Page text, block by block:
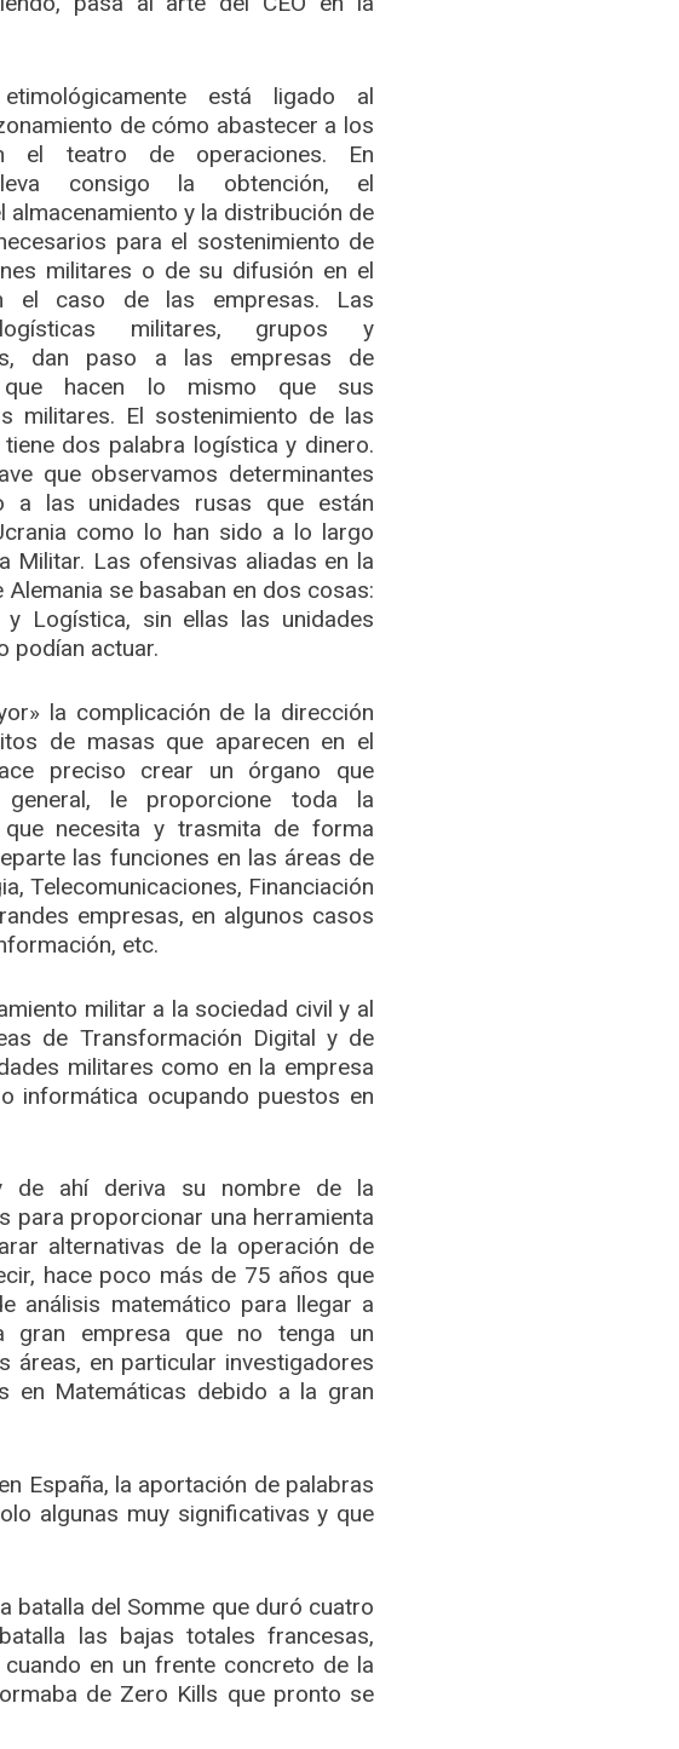
etimológicamente está ligado al
de cómo abastecer a los
el teatro de operaciones. En
consigo la obtención, el
almacenamiento y la distribución de
para el sostenimiento de
militares o de su difusión en el
el caso de las empresas. Las
militares, grupos y
dan paso a las empresas de
que hacen lo mismo que sus
militares. El sostenimiento de las
dos palabra logística y dinero.
que observamos determinantes
a las unidades rusas que están
como lo han sido a lo largo
Militar. Las ofensivas aliadas en la
Alemania se basaban en dos cosas:
y Logística, sin ellas las unidades
podían actuar.
la complicación de la dirección
de masas que aparecen en el
preciso crear un órgano que
le proporcione toda la
que necesita y trasmita de forma
las funciones en las áreas de
Telecomunicaciones, Financiación
empresas, en algunos casos
etc.
militar a la sociedad civil y al
de Transformación Digital y de
militares como en la empresa
informática ocupando puestos en
de ahí deriva su nombre de la
para proporcionar una herramienta
alternativas de la operación de
hace poco más de 75 años que
análisis matemático para llegar a
empresa que no tenga un
áreas, en particular investigadores
en Matemáticas debido a la gran
España, la aportación de palabras
algunas muy significativas y que
batalla del Somme que duró cuatro
las bajas totales francesas,
en un frente concreto de la
de Zero Kills que pronto se